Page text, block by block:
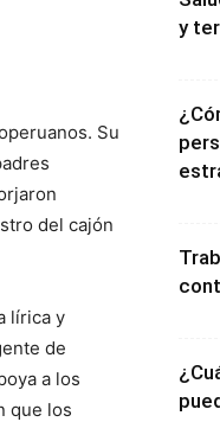
Su
del cajón
lírica y
de
a los
que los
y